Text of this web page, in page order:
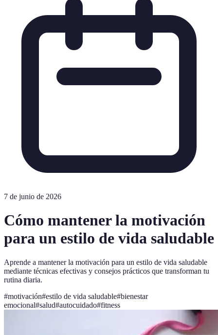
7 de junio de 2026
Cómo mantener la motivación
para un estilo de vida saludable
Aprende a mantener la motivación para un estilo de vida saludable
mediante técnicas efectivas y consejos prácticos que transforman tu
rutina diaria.
#motivación#estilo de vida saludable#bienestar
emocional#salud#autocuidado#fitness